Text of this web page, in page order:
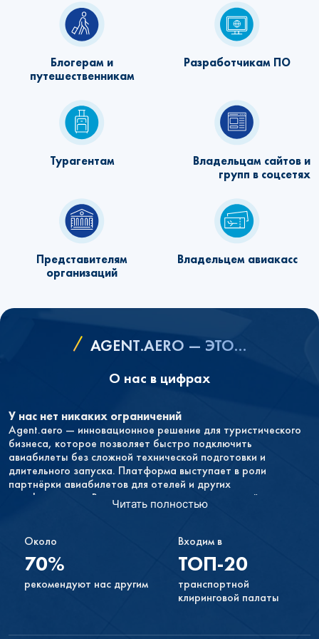
Блогерам и
путешественникам
Разработчикам ПО
Турагентам
Владельцам сайтов и
групп в соцсетях
Представителям
организаций
Владельцем авиакасс
AGENT.AERO — ЭТО…
О нас в цифрах
У нас нет никаких ограничений
Agent.aero — инновационное решение для туристического
бизнеса, которое позволяет быстро подключить
авиабилеты без сложной технической подготовки и
длительного запуска. Платформа выступает в роли
партнёрки авиабилетов для отелей и других
travel‑проектов. Вы можете интегрировать перелёты в свою
воронку продаж, эффективно сопровождать заказы и
удобный кабинет.
У вас не будет никаких обязательств
Если продажи не будут приносить вам желаемого дохода
или вам просто не понравится иметь форму поиска на своём
сайте, вы в любой момент можете прекратить
Читать полностью
Около
70%
рекомендуют нас другим
Входим в
ТОП-20
транспортной
клиринговой палаты